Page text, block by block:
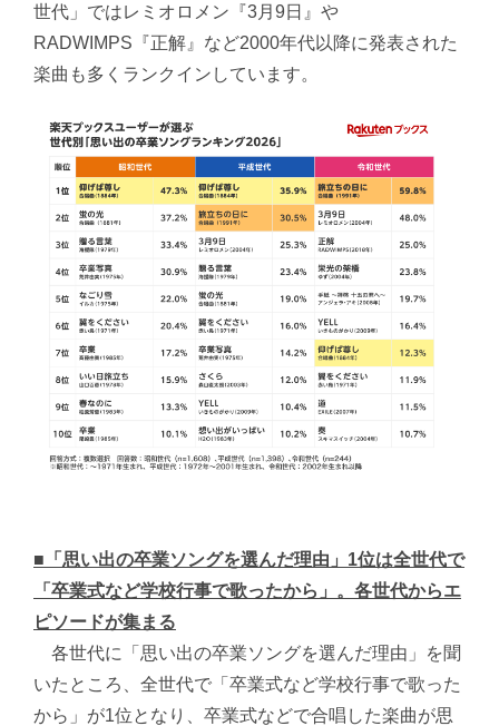
世代」ではレミオロメン『3月9日』や
RADWIMPS『正解』など2000年代以降に発表された
楽曲も多くランクインしています。
■「思い出の卒業ソングを選んだ理由」1位は全世代で
「卒業式など学校行事で歌ったから」。各世代からエ
ピソードが集まる
各世代に「思い出の卒業ソングを選んだ理由」を聞
いたところ、全世代で「卒業式など学校行事で歌った
から」が1位となり、卒業式などで合唱した楽曲が思